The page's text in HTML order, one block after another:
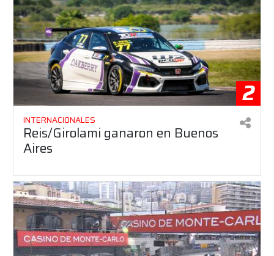
2
INTERNACIONALES
Reis/Girolami ganaron en Buenos
Aires